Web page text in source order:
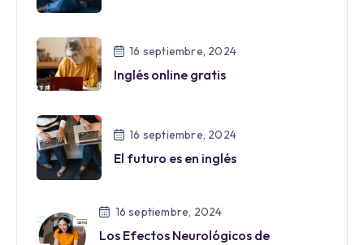
16 septiembre, 2024
Inglés online gratis
16 septiembre, 2024
El futuro es en inglés
16 septiembre, 2024
Los Efectos Neurológicos de